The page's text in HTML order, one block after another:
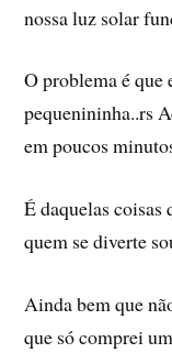
nossa luz solar
O problema é que
pequenininha..rs
em poucos
É daquelas coisas
quem se diverte
Ainda bem que
que só comprei